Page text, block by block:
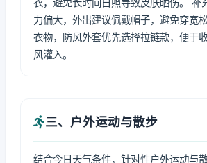
衣，避免长时间日照导致皮肤晒伤。 补
力偏大，外出建议佩戴帽子，避免穿宽
衣物，防风外套优先选择拉链款，便于
风灌入。
三、户外运动与散步
结合今日天气条件，针对性户外运动与